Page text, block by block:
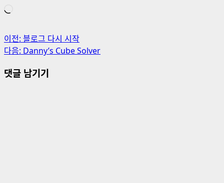
중...
게
시
물
이전: 블로그 다시 시작
다음: Danny’s Cube Solver
댓글 남기기